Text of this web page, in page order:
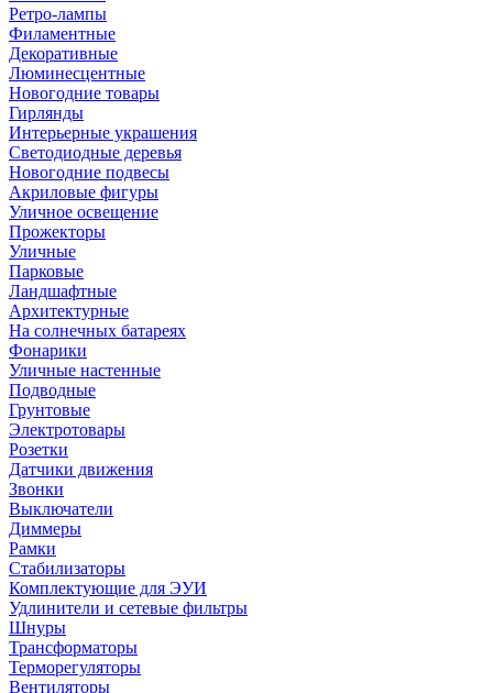
Ретро-лампы
Филаментные
Декоративные
Люминесцентные
Новогодние товары
Гирлянды
Интерьерные украшения
Светодиодные деревья
Новогодние подвесы
Акриловые фигуры
Уличное освещение
Прожекторы
Уличные
Парковые
Ландшафтные
Архитектурные
На солнечных батареях
Фонарики
Уличные настенные
Подводные
Грунтовые
Электротовары
Розетки
Датчики движения
Звонки
Выключатели
Диммеры
Рамки
Стабилизаторы
Комплектующие для ЭУИ
Удлинители и сетевые фильтры
Шнуры
Трансформаторы
Терморегуляторы
Вентиляторы